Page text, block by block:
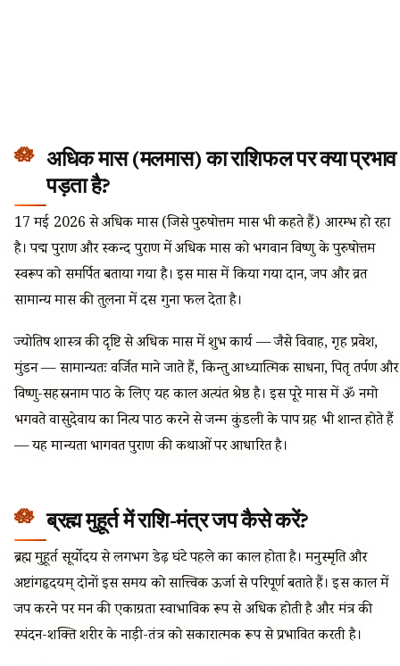
अधिक मास (मलमास) का राशिफल पर क्या प्रभाव
पड़ता है?
17 मई 2026 से अधिक मास (जिसे पुरुषोत्तम मास भी कहते हैं) आरम्भ हो रहा
है। पद्म पुराण और स्कन्द पुराण में अधिक मास को भगवान विष्णु के पुरुषोत्तम
स्वरूप को समर्पित बताया गया है। इस मास में किया गया दान, जप और व्रत
सामान्य मास की तुलना में दस गुना फल देता है।
ज्योतिष शास्त्र की दृष्टि से अधिक मास में शुभ कार्य — जैसे विवाह, गृह प्रवेश,
मुंडन — सामान्यतः वर्जित माने जाते हैं, किन्तु आध्यात्मिक साधना, पितृ तर्पण और
विष्णु-सहस्रनाम पाठ के लिए यह काल अत्यंत श्रेष्ठ है। इस पूरे मास में ॐ नमो
भगवते वासुदेवाय का नित्य पाठ करने से जन्म कुंडली के पाप ग्रह भी शान्त होते हैं
— यह मान्यता भागवत पुराण की कथाओं पर आधारित है।
ब्रह्म मुहूर्त में राशि-मंत्र जप कैसे करें?
ब्रह्म मुहूर्त सूर्योदय से लगभग डेढ़ घंटे पहले का काल होता है। मनुस्मृति और
अष्टांगहृदयम् दोनों इस समय को सात्त्विक ऊर्जा से परिपूर्ण बताते हैं। इस काल में
जप करने पर मन की एकाग्रता स्वाभाविक रूप से अधिक होती है और मंत्र की
स्पंदन-शक्ति शरीर के नाड़ी-तंत्र को सकारात्मक रूप से प्रभावित करती है।